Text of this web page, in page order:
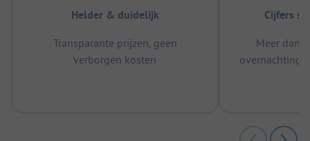
Helder & duidelijk
Transparante prijzen, geen
verborgen kosten
Cijfers
Meer dan